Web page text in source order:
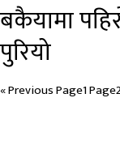
बकैयामा
पुरियो
« PreviousPage1Page